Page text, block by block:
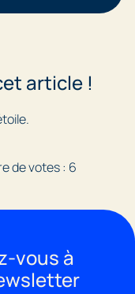
article !
de votes : 6
vous à